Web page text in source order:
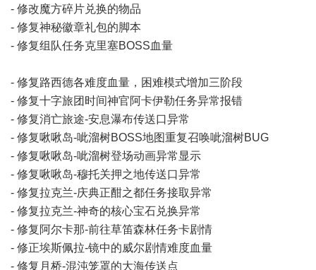
- 修改魔方碎片兑换的物品
- 修复神秘徽章礼包的脚本
- 修复组队任务克里塞BOSS血量
- 修复路西德各难度血量，困难模式增加三阶段
- 修复十字旅团时间神官阿卡伊勒任务异常报错
- 修复消亡旅途-安息瀑布传送口异常
- 修复啾啾岛-呲溜树BOSS地图重复召唤呲溜树BUG
- 修复啾啾岛-呲溜树登场动画异常显示
- 修复啾啾岛-穆托关押之地传送口异常
- 修复拉克兰-庆典正酣之都任务接取异常
- 修复拉克兰-神奇的核心宝石兑换异常
- 修复阿尔卡那-前往草笛森林任务卡剧情
- 修正埃斯佩拉-镜中的威尔剧情难度血量
- 修复月桥-混沌笼罩的大海传送点